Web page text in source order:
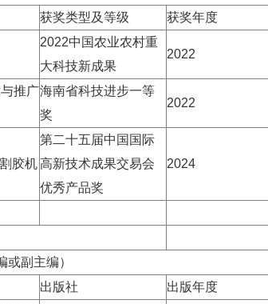
获奖类型及等级 获奖年度
2022中国农业农村重
大科技新成果
2022
推广海南省科技进步一等
奖
2022
胶机
第二十五届中国国际
高新技术成果交易会
优秀产品奖
2024
或副主编）
出版社 出版年度